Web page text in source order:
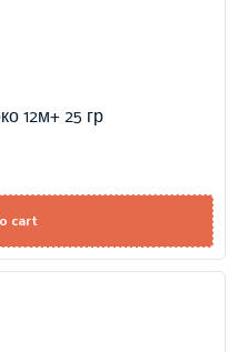
12м+ 25 гр
cart